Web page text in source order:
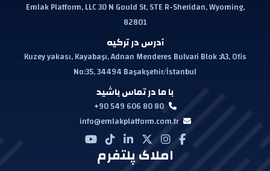
Emlak Platform, LLC 30 N Gould St, STE R-Sheridan, Wyoming,
82801
آدرس در ترکیه
Kuzey yakası, Kayabaşı, Adnan Menderes Bulvari Blok :A3, Ofis
No:35, 34494 Başakşehir/İstanbul
با ما در تماس باشید
+90 549 606 80 80
info@emlakplatform.com.tr
املاک پلتفرم